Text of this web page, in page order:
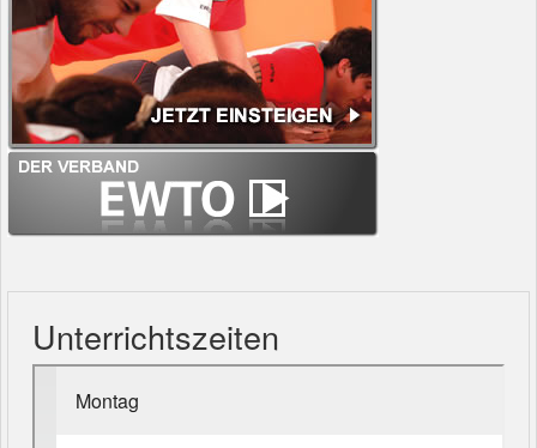
Unterrichtszeiten